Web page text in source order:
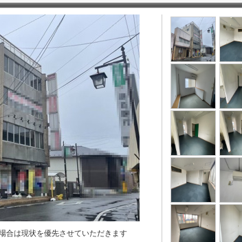
合は現状を優先させていただきます